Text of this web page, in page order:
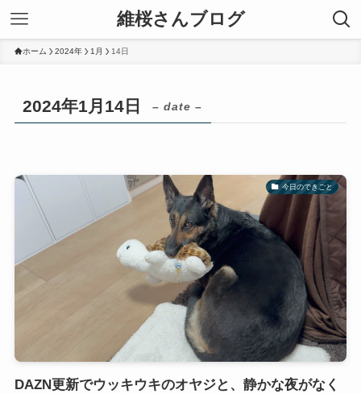
維桜さんブログ
ホーム 2024年 1月 14日
2024年1月14日 – date –
今日のできごと
DAZN更新でウッキウキのオヤジと、静かな夜がなく